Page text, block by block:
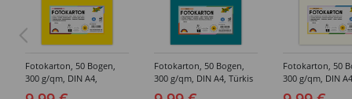
Fotokarton, 50 Bogen,
300 g/qm, DIN A4,
Bananengelb
Fotokarton, 50 Bogen,
300 g/qm, DIN A4, Türkis
Fotokarton, 50
300 g/qm, DIN
Perlweiß